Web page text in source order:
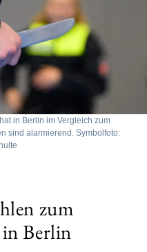
in Berlin im Vergleich zum
sind alarmierend. Symbolfoto:
zum
in Berlin